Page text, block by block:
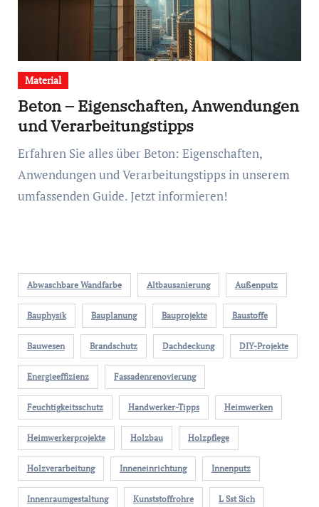
Material
Beton – Eigenschaften, Anwendungen
und Verarbeitungstipps
Erfahren Sie alles über Beton: Eigenschaften,
Anwendungen und Verarbeitungstipps in unserem
umfassenden Guide. Jetzt informieren!
Abwaschbare Wandfarbe Altbausanierung Außenputz
Bauphysik Bauplanung Bauprojekte Baustoffe
Bauwesen Brandschutz Dachdeckung DIY-Projekte
Energieeffizienz Fassadenrenovierung
Feuchtigkeitsschutz Handwerker-Tipps Heimwerken
Heimwerkerprojekte Holzbau Holzpflege
Holzverarbeitung Inneneinrichtung Innenputz
Innenraumgestaltung Kunststoffrohre L Sst Sich